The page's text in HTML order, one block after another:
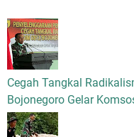
Cegah Tangkal
Bojonegoro Gelar